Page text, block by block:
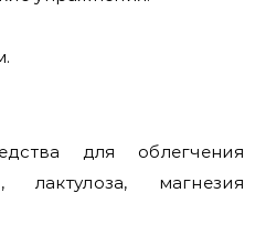
для облегчения
лактулоза, магнезия